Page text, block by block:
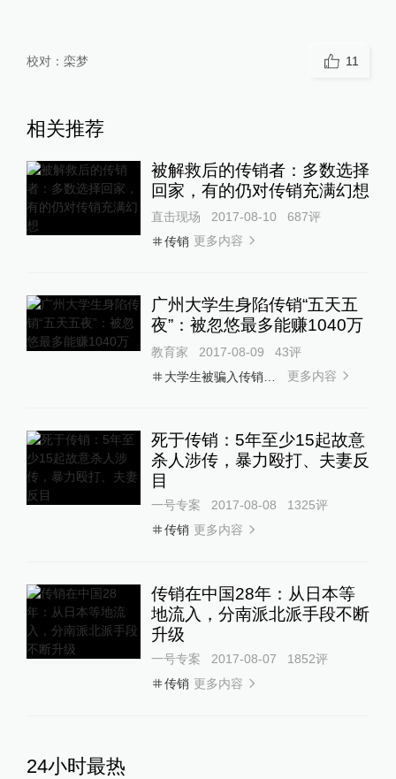
校对： 栾梦 11
相关推荐
被解救后的传销者：多数选择
回家，有的仍对传销充满幻想
直击现场 2017-08-10 687评
传销 更多内容
广州大学生身陷传销“五天五
夜”：被忽悠最多能赚1040万
教育家 2017-08-09 43评
大学生被骗入传销组织
更多内容
死于传销：5年至少15起故意
杀人涉传，暴力殴打、夫妻反
目
一号专案 2017-08-08 1325评
传销 更多内容
传销在中国28年：从日本等
地流入，分南派北派手段不断
升级
一号专案 2017-08-07 1852评
传销 更多内容
24小时最热